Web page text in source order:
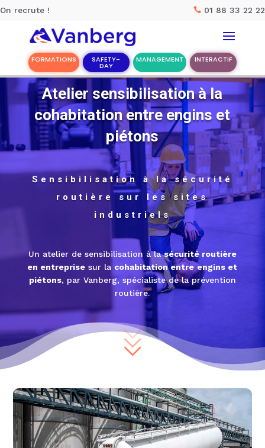
On recrute !  01 88 33 22 22
FORMATIONS SAFETY-
DAY
MANAGEMENT INTERACTIF
Rechercher :
Accueil
Nos solutions
Nos meilleurs ateliers
La société Vanberg
CONTACT
Atelier sensibilisation à la
cohabitation entre engins et
piétons
Sensibilisation à la sécurité
routière sur les sites
industriels
Un atelier de sensibilisation à lasécurité routière
en entreprise sur la cohabitation entre engins et
piétons, par Vanberg, spécialiste de la prévention
routière.